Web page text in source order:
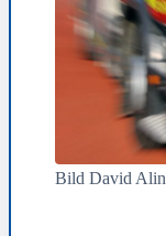
Bild David Alin